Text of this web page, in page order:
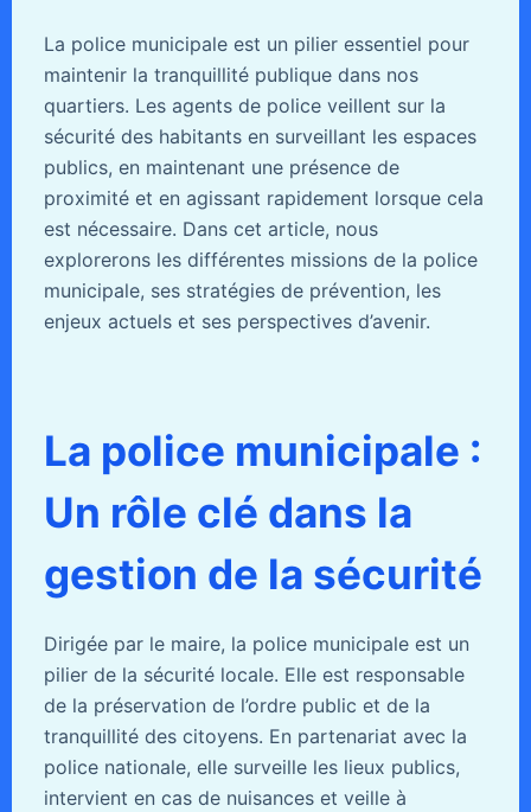
La police municipale est un pilier essentiel pour
maintenir la tranquillité publique dans nos
quartiers. Les agents de police veillent sur la
sécurité des habitants en surveillant les espaces
publics, en maintenant une présence de
proximité et en agissant rapidement lorsque cela
est nécessaire. Dans cet article, nous
explorerons les différentes missions de la police
municipale, ses stratégies de prévention, les
enjeux actuels et ses perspectives d’avenir.
La police municipale :
Un rôle clé dans la
gestion de la sécurité
Dirigée par le maire, la police municipale est un
pilier de la sécurité locale. Elle est responsable
de la préservation de l’ordre public et de la
tranquillité des citoyens. En partenariat avec la
police nationale, elle surveille les lieux publics,
intervient en cas de nuisances et veille à